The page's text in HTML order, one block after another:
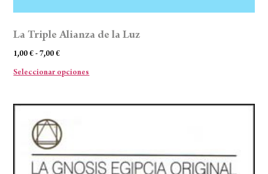
La Triple Alianza de la Luz
1,00€ - 7,00€
Seleccionar opciones